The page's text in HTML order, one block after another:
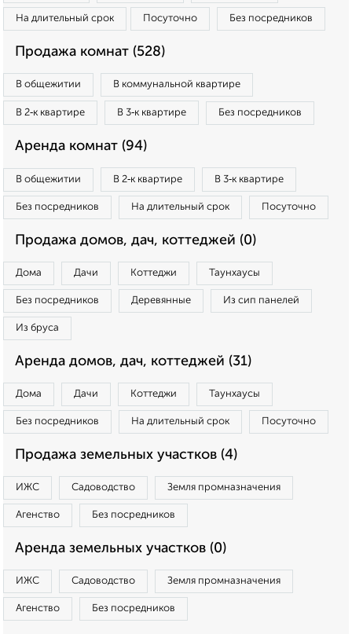
На длительный срок Посуточно Без посредников
Продажа комнат (528)
В общежитии В коммунальной квартире
В 2‑к квартире В 3‑к квартире Без посредников
Аренда комнат (94)
В общежитии В 2‑к квартире В 3‑к квартире
Без посредников На длительный срок Посуточно
Продажа домов, дач, коттеджей (0)
Дома Дачи Коттеджи Таунхаусы
Без посредников Деревянные Из сип панелей
Из бруса
Аренда домов, дач, коттеджей (31)
Дома Дачи Коттеджи Таунхаусы
Без посредников На длительный срок Посуточно
Продажа земельных участков (4)
ИЖС Садоводство Земля промназначения
Агенство Без посредников
Аренда земельных участков (0)
ИЖС Садоводство Земля промназначения
Агенство Без посредников